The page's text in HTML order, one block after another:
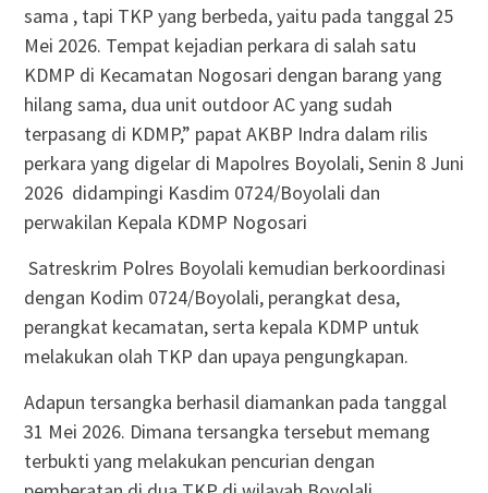
sama , tapi TKP yang berbeda, yaitu pada tanggal 25
Mei 2026. Tempat kejadian perkara di salah satu
KDMP di Kecamatan Nogosari dengan barang yang
hilang sama, dua unit outdoor AC yang sudah
terpasang di KDMP,” papat AKBP Indra dalam rilis
perkara yang digelar di Mapolres Boyolali, Senin 8 Juni
2026 didampingi Kasdim 0724/Boyolali dan
perwakilan Kepala KDMP Nogosari
Satreskrim Polres Boyolali kemudian berkoordinasi
dengan Kodim 0724/Boyolali, perangkat desa,
perangkat kecamatan, serta kepala KDMP untuk
melakukan olah TKP dan upaya pengungkapan.
Adapun tersangka berhasil diamankan pada tanggal
31 Mei 2026. Dimana tersangka tersebut memang
terbukti yang melakukan pencurian dengan